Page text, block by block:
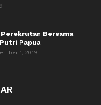
Perekrutan Bersama
Papua
1, 2019